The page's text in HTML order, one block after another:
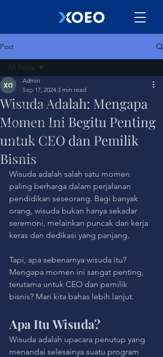
Post
All Posts
Event Organizer
Work Life Balance
Work Culture
Bussiness
All Posts
Wisuda Adalah: Mengapa
Momen Ini Begitu Penting
untuk CEO dan Pemilik
Bisnis
Admin
Sep 17, 2024 3 min read
Wisuda adalah salah satu momen
paling berharga dalam perjalanan
pendidikan seseorang. Bagi banyak
orang, wisuda bukan hanya sekadar
seremoni, melainkan puncak dari kerja
keras dan dedikasi yang panjang.
Tapi, apa sebenarnya wisuda itu?
Mengapa momen ini sangat penting,
terutama untuk CEO dan pemilik
bisnis? Mari kita bahas lebih lanjut.
Apa Itu Wisuda?
Wisuda adalah upacara penutup yang
menandai selesainya suatu program